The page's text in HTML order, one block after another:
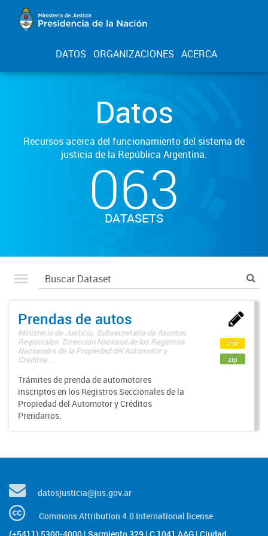
DATOS ORGANIZACIONES ACERCA
Datos
Recursos acerca del funcionamiento del sistema de
justicia de la República Argentina.
063
DATASETS
Prendas de autos
Ministerio de Justicia. Subsecretaría de Asuntos
Registrales. Dirección Nacional de los Registros
Nacionales de la Propiedad del Automotor y
Créditos ...
Trámites de prenda de automotores
inscriptos en los Registros Seccionales de la
Propiedad del Automotor y Créditos
Prendarios.
csv
zip
datosjusticia@jus.gov.ar
Commons Attribution 4.0 International license